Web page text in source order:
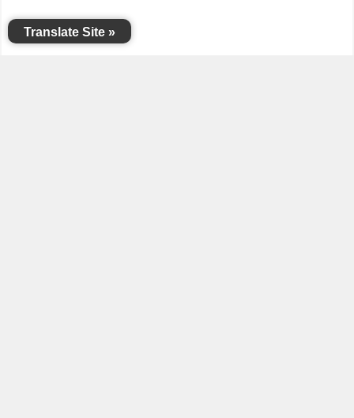
Translate Site »